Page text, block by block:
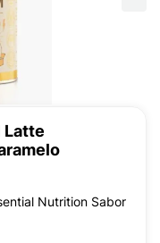
Latte
Nutrition Sabor